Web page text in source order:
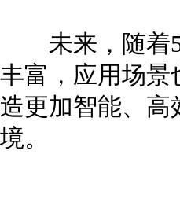
未来，随着
丰富，应用场景
造更加智能、高
境。